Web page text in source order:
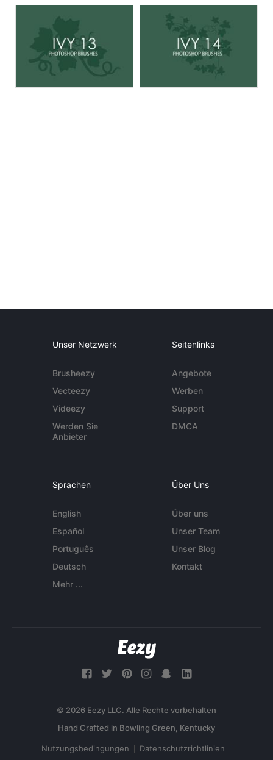
Unser Netzwerk
Brusheezy
Vecteezy
Videezy
Werden Sie
Anbieter
Seitenlinks
Angebote
Werben
Support
DMCA
Sprachen
English
Español
Português
Deutsch
Mehr ...
Über Uns
Über uns
Unser Team
Unser Blog
Kontakt
© 2026 Eezy LLC. Alle Rechte vorbehalten
Nutzungsbedingungen Datenschutzrichtlinien